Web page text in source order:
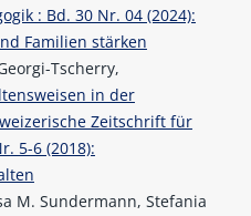
: Bd. 30 Nr. 04 (2024):
Familien stärken
Tscherry,
in der
Zeitschrift für
5-6 (2018):
M. Sundermann, Stefania